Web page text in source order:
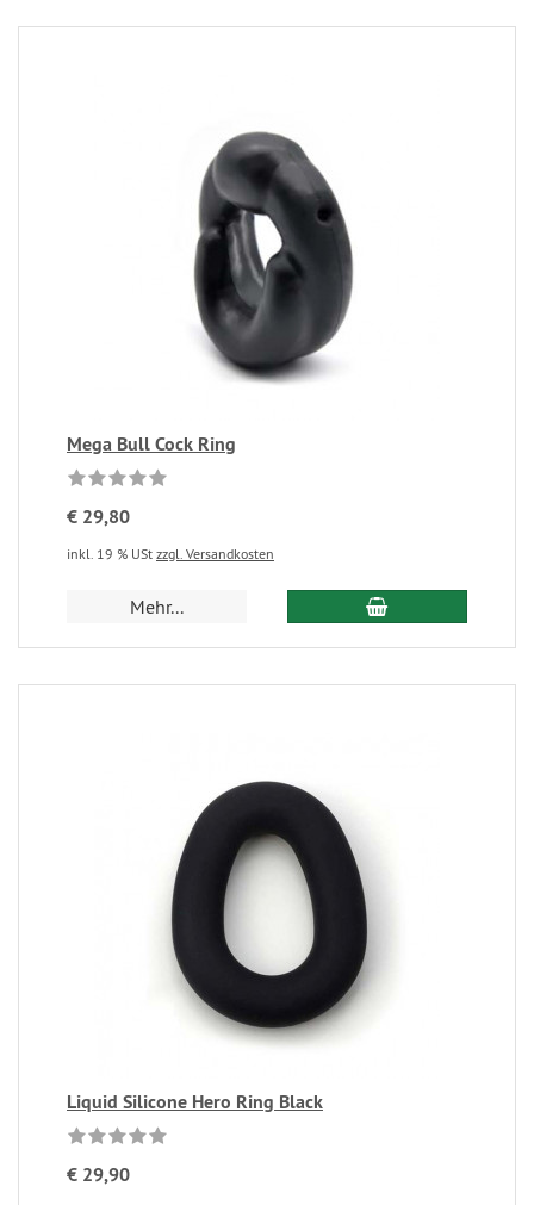
Mega Bull Cock Ring
€ 29,80
inkl. 19 % USt zzgl. Versandkosten
Mehr...
Liquid Silicone Hero Ring Black
€ 29,90